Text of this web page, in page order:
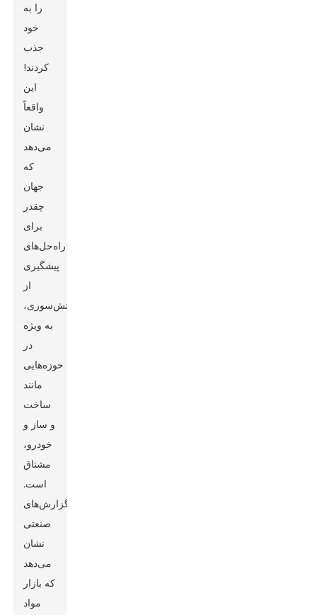
را به
خود
جذب
کردند!
این
واقعاً
نشان
می‌دهد
که
جهان
چقدر
برای
راه‌حل‌های
پیشگیری
از
آتش‌سوزی،
به ویژه
در
حوزه‌هایی
مانند
ساخت
و ساز و
خودرو،
مشتاق
است.
گزارش‌های
صنعتی
نشان
می‌دهد
که بازار
مواد